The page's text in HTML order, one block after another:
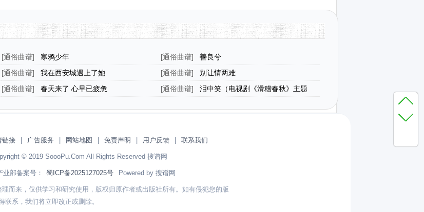
[通俗曲谱] 寒鸦少年 [通俗曲谱]
善良兮
[通俗曲谱] 我在西安城遇上了她 [通俗曲谱]
别让情两难
[通俗曲谱] 春天来了 心早已疲惫 [通俗曲谱]
泪中笑（电视剧《滑稽春秋》主题
链接 广告服务 网站地图 免责声明 用户反馈 联系我们
© 2019 SoooPu.Com All Rights Reserved 搜谱网
业部备案号： 蜀ICP备2025127025号 Powered by 搜谱网
而来，仅供学习和研究使用，版权归原作者或出版社所有。如有侵犯您的版
联系，我们将立即改正或删除。